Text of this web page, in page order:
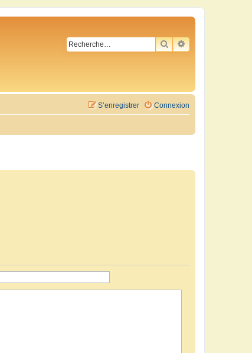
RECHERCHER
RECHERCHE
Connexion
S’enregistrer